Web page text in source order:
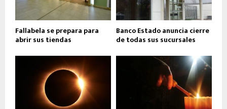
Fallabela se prepara para
abrir sus tiendas
Banco Estado anuncia cierre
de todas sus sucursales